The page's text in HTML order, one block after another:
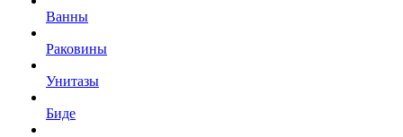
Ванны
Раковины
Унитазы
Биде